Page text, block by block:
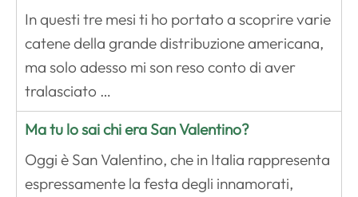
In questi tre mesi ti ho portato a scoprire varie
catene della grande distribuzione americana,
ma solo adesso mi son reso conto di aver
tralasciato …
Ma tu lo sai chi era San Valentino?
Oggi è San Valentino, che in Italia rappresenta
espressamente la festa degli innamorati,